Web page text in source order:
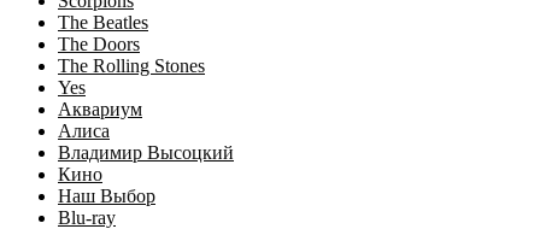
The Beatles
The Doors
The Rolling Stones
Yes
Аквариум
Алиса
Владимир Высоцкий
Кино
Наш Выбор
Blu-ray